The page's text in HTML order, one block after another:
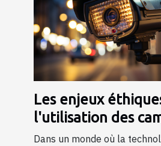
Les enjeux
l'utilisation des
espion dans la
Dans un monde où la